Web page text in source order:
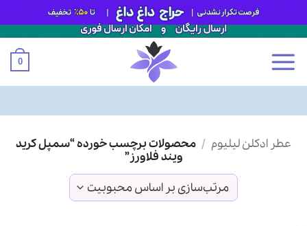
0
عطر ادکلن لیلیوم / محصولات برچسب خورده “سمپل کرید
ویند فلاورز”